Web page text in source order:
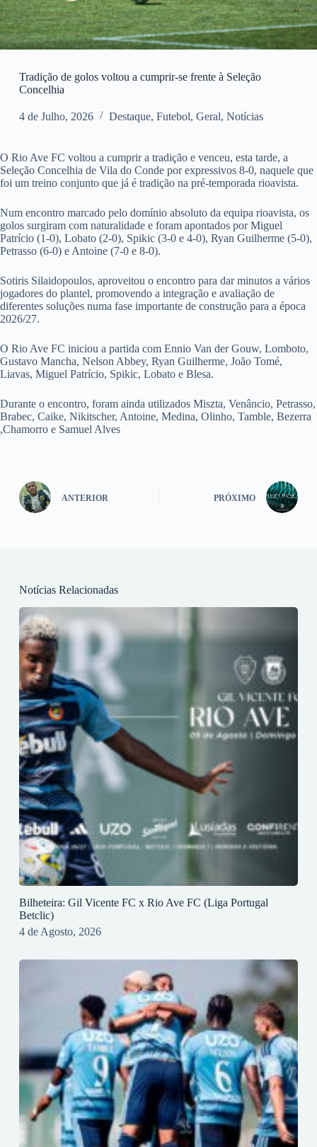
Tradição de golos voltou a cumprir-se frente à Seleção
Concelhia
4 de Julho, 2026 Destaque, Futebol, Geral, Notícias
O Rio Ave FC voltou a cumprir a tradição e venceu, esta tarde, a
Seleção Concelhia de Vila do Conde por expressivos 8-0, naquele que
foi um treino conjunto que já é tradição na pré-temporada rioavista.
Num encontro marcado pelo domínio absoluto da equipa rioavista, os
golos surgiram com naturalidade e foram apontados por Miguel
Patrício (1-0), Lobato (2-0), Spikic (3-0 e 4-0), Ryan Guilherme (5-0),
Petrasso (6-0) e Antoine (7-0 e 8-0).
Sotiris Silaidopoulos, aproveitou o encontro para dar minutos a vários
jogadores do plantel, promovendo a integração e avaliação de
diferentes soluções numa fase importante de construção para a época
2026/27.
O Rio Ave FC iniciou a partida com Ennio Van der Gouw, Lomboto,
Gustavo Mancha, Nelson Abbey, Ryan Guilherme, João Tomé,
Liavas, Miguel Patrício, Spikic, Lobato e Blesa.
Durante o encontro, foram ainda utilizados Miszta, Venâncio, Petrasso,
Brabec, Caike, Nikitscher, Antoine, Medina, Olinho, Tamble, Bezerra
,Chamorro e Samuel Alves
ANTERIOR PRÓXIMO
Notícias Relacionadas
Bilheteira: Gil Vicente FC x Rio Ave FC (Liga Portugal
Betclic)
4 de Agosto, 2026